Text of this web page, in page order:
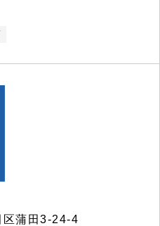
蒲田3-24-4